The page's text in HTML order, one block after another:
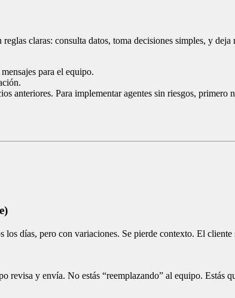
claras: consulta datos, toma decisiones simples, y
para el equipo.
anteriores. Para implementar agentes sin riesgos, primero
días, pero con variaciones. Se pierde contexto. El
revisa y envía. No estás “reemplazando” al equipo. Estás